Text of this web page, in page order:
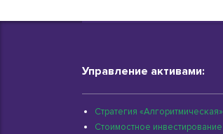
Управление активами:
Стратегия «Алгоритмическая»
Стоимостное инвестирование